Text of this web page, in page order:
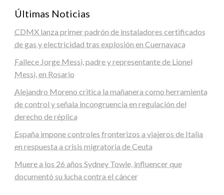
Últimas Noticias
CDMX lanza primer padrón de instaladores certificados
de gas y electricidad tras explosión en Cuernavaca
Fallece Jorge Messi, padre y representante de Lionel
Messi, en Rosario
Alejandro Moreno critica la mañanera como herramienta
de control y señala incongruencia en regulación del
derecho de réplica
España impone controles fronterizos a viajeros de Italia
en respuesta a crisis migratoria de Ceuta
Muere a los 26 años Sydney Towle, influencer que
documentó su lucha contra el cáncer